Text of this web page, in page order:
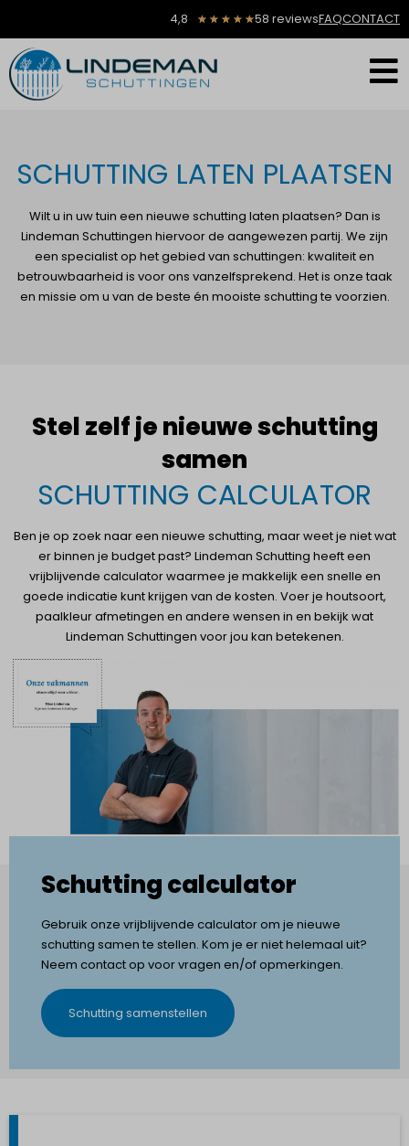
4,8 ★ ★ ★ ★ ★58 reviewsFAQCONTACT
SCHUTTING LATEN PLAATSEN
Wilt u in uw tuin een nieuwe schutting laten plaatsen? Dan is
Lindeman Schuttingen hiervoor de aangewezen partij. We zijn
een specialist op het gebied van schuttingen: kwaliteit en
betrouwbaarheid is voor ons vanzelfsprekend. Het is onze taak
en missie om u van de beste én mooiste schutting te voorzien.
Stel zelf je nieuwe schutting
samen
SCHUTTING CALCULATOR
Ben je op zoek naar een nieuwe schutting, maar weet je niet wat
er binnen je budget past? Lindeman Schutting heeft een
vrijblijvende calculator waarmee je makkelijk een snelle en
goede indicatie kunt krijgen van de kosten. Voer je houtsoort,
paalkleur afmetingen en andere wensen in en bekijk wat
Lindeman Schuttingen voor jou kan betekenen.
Schutting calculator
Gebruik onze vrijblijvende calculator om je nieuwe
schutting samen te stellen. Kom je er niet helemaal uit?
Neem contact op voor vragen en/of opmerkingen.
Schutting samenstellen